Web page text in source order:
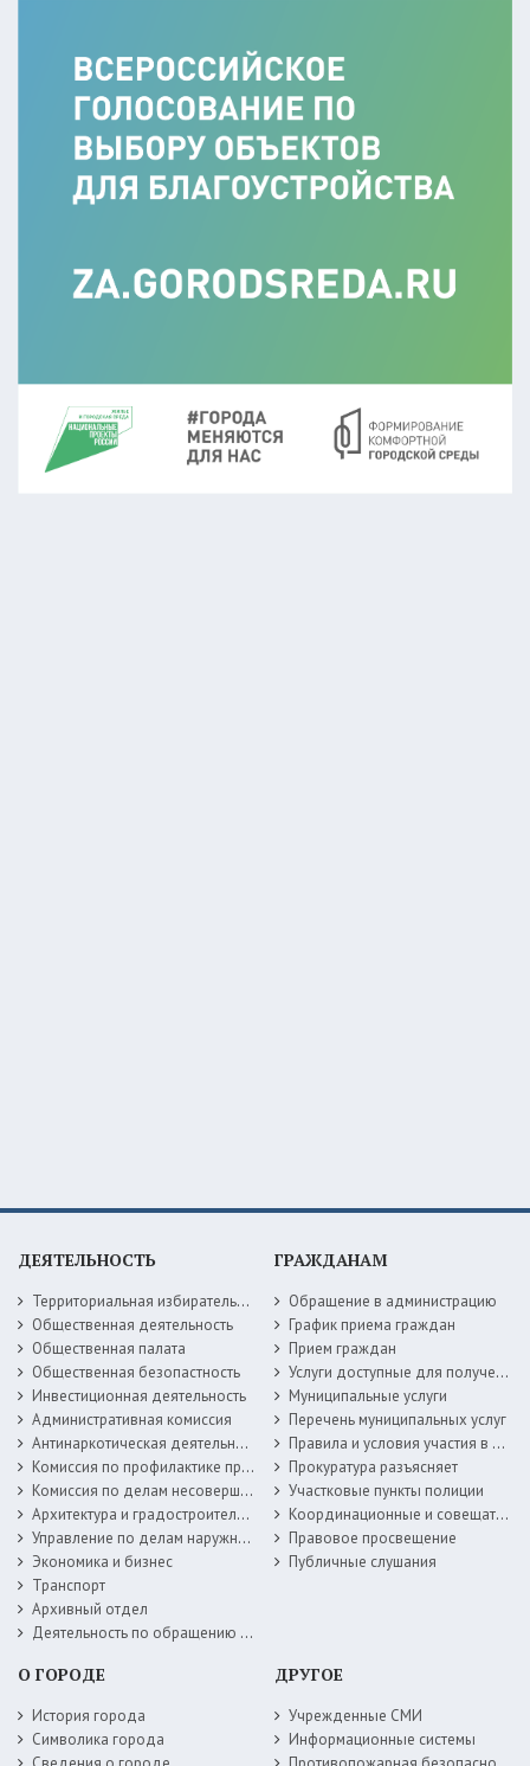
ДЕЯТЕЛЬНОСТЬ
Территориальная избирательная комиссия
Общественная деятельность
Общественная палата
Общественная безопастность
Инвестиционная деятельность
Административная комиссия
Антинаркотическая деятельность
Комиссия по профилактике правонарушений
Комиссия по делам несовершеннолетних
Архитектура и градостроительство
Управление по делам наружной рекламы
Экономика и бизнес
Транспорт
Архивный отдел
Деятельность по обращению с животными без владельцев
ГРАЖДАНАМ
Обращение в администрацию
График приема граждан
Прием граждан
Услуги доступные для получения в электронной форме
Муниципальные услуги
Перечень муниципальных услуг
Правила и условия участия в жилищных программах
Прокуратура разъясняет
Участковые пункты полиции
Координационные и совещательные органы
Правовое просвещение
Публичные слушания
О ГОРОДЕ
История города
Символика города
ДРУГОЕ
Учрежденные СМИ
Информационные системы